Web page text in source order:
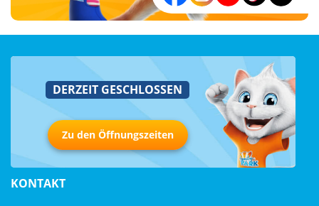
DERZEIT GESCHLOSSEN
Zu den Öffnungszeiten
KONTAKT